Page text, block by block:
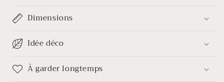
Dimensions
Idée déco
À garder longtemps